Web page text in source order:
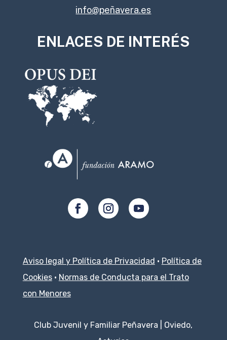
info@peñavera.es
ENLACES DE INTERÉS
Aviso legal y Política de Privacidad · Política de
Cookies· Normas de Conducta para el Trato
con Menores
Club Juvenil y Familiar Peñavera | Oviedo,